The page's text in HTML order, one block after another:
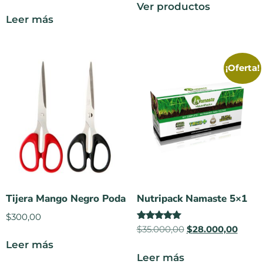
Leer más
Ver productos
Tijera Mango Negro Poda
$300,00
Leer más
¡Oferta!
Nutripack Namaste 5×1
Valorado
en
$35.000,00 $28.000,00
Leer más